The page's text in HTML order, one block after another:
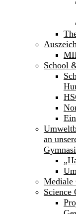
School
an
Mediale
Science